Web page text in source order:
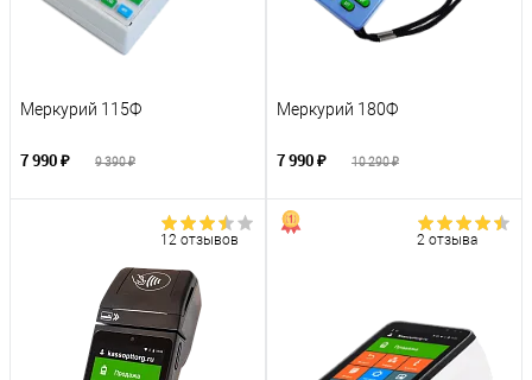
Меркурий 115Ф
7 990 ₽ 9 390 ₽
Меркурий 180Ф
7 990 ₽ 10 290 ₽
12 отзывов 2 отзыва